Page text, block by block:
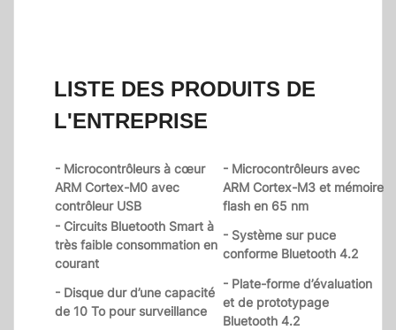
LISTE DES PRODUITS DE
L'ENTREPRISE
- Microcontrôleurs à cœur
ARM Cortex-M0 avec
contrôleur USB
- Microcontrôleurs avec
ARM Cortex-M3 et mémoire
flash en 65 nm
- Circuits Bluetooth Smart à
très faible consommation en
courant
- Système sur puce
conforme Bluetooth 4.2
- Disque dur d’une capacité
de 10 To pour surveillance
- Plate-forme d’évaluation
et de prototypage
Bluetooth 4.2